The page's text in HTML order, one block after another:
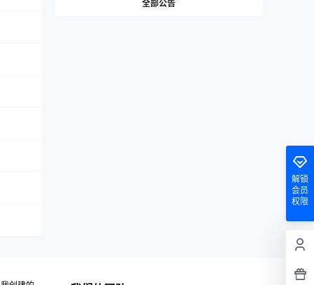
全部公告
解锁
会员
权限